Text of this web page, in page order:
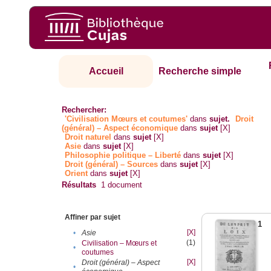
Accueil Recherche simple
Rechercher:
'Civilisation Mœurs et coutumes' danssujet.
Droit
(général) – Aspect économique danssujet [X]
Droit naturel danssujet [X]
Asie danssujet [X]
Philosophie politique – Liberté danssujet [X]
Droit (général) – Sources danssujet [X]
Orientdanssujet [X]
Résultats 1 document
Affiner par sujet
•
Asie
[X]
•
Civilisation – Mœurs et
coutumes
(1)
•
Droit (général) – Aspect
[X]
1